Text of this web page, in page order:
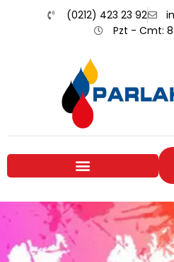
(0212) 423 23 92
Pzt - Cmt: